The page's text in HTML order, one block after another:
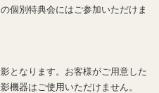
個別特典会にはご参加いただけま
となります。お客様がご用意した
機器はご使用いただけません。